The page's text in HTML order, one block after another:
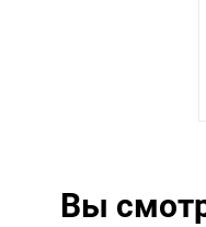
Вы